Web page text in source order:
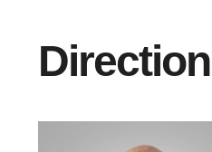
Direction